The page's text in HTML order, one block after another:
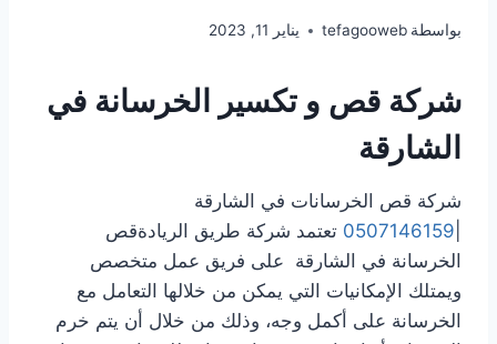
بواسطة tefagooweb يناير 11, 2023
شركة قص و تكسير الخرسانة في
الشارقة
شركة قص الخرسانات في الشارقة
0507146159 تعتمد شركة طريق الريادةقص
الخرسانة في الشارقة على فريق عمل متخصص
ويمتلك الإمكانيات التي يمكن من خلالها التعامل مع
الخرسانة على أكمل وجه، وذلك من خلال أن يتم خرم